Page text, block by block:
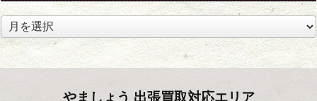
ア
ー
イ
やましょう 出張買取対応エリア